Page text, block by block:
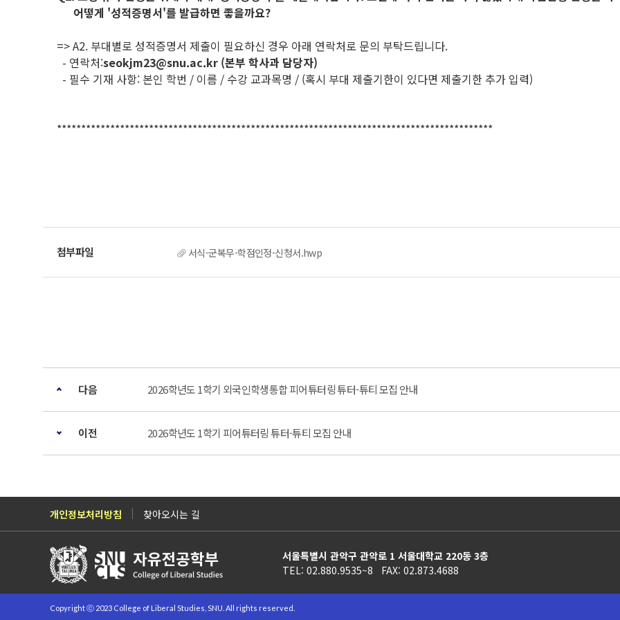
어떻게 '성적증명서'를 발급하면 좋을까요?
=> A2. 부대별로 성적증명서 제출이 필요하신 경우 아래 연락처로 문의 부탁드립니다.
- 연락처:seokjm23@snu.ac.kr (본부 학사과 담당자)
- 필수 기재 사항: 본인 학번 / 이름 / 수강 교과목명 / (혹시 부대 제출기한이 있다면 제출기한 추가 입력)
******************************************************************************************
서식-군복무-학점인정-신청서.hwp
다음 2026학년도 1학기 외국인학생통합 피어튜터링 튜터-튜티 모집 안내
이전 2026학년도 1학기 피어튜터링 튜터-튜티 모집 안내
개인정보처리방침 찾아오시는 길
서울특별시 관악구 관악로 1 서울대학교 220동 3층
TEL: 02.880.9535~8 FAX: 02.873.4688
Copyright ⓒ 2023 College of Liberal Studies, SNU. All rights reserved.